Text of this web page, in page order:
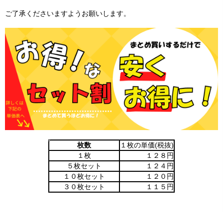
ご了承くださいますようお願いします。
枚数
１枚の単価(税抜)
１枚
１２８円
５枚セット
１２４円
１０枚セット
１２０円
３０枚セット
１１５円